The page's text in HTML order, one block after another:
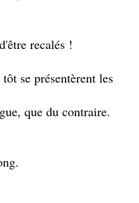
recalés !
se présentèrent les
que du contraire.